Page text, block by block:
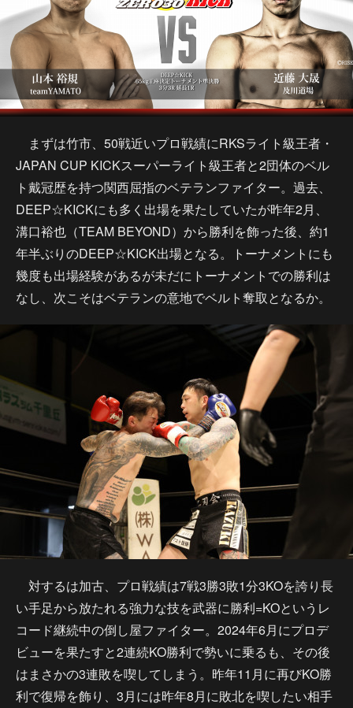
まずは竹市、50戦近いプロ戦績にRKSライト級王者・
JAPAN CUP KICKスーパーライト級王者と2団体のベル
ト戴冠歴を持つ関西屈指のベテランファイター。過去、
DEEP☆KICKにも多く出場を果たしていたが昨年2月、
溝口裕也（TEAM BEYOND）から勝利を飾った後、約1
年半ぶりのDEEP☆KICK出場となる。トーナメントにも
幾度も出場経験があるが未だにトーナメントでの勝利は
なし、次こそはベテランの意地でベルト奪取となるか。
対するは加古、プロ戦績は7戦3勝3敗1分3KOを誇り長
い手足から放たれる強力な技を武器に勝利=KOというレ
コード継続中の倒し屋ファイター。2024年6月にプロデ
ビューを果たすと2連続KO勝利で勢いに乗るも、その後
はまさかの3連敗を喫してしまう。昨年11月に再びKO勝
利で復帰を飾り、3月には昨年8月に敗北を喫したい相手